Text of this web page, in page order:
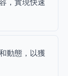
，實現快速
動態，以獲